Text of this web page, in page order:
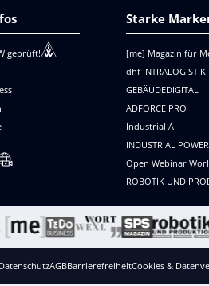
geprüft!
Starke
[me] Magazin für
dhf INTRALOGISTIK
GEBÄUDEDIGITAL
ADFORCE PRO
Industrial AI
INDUSTRIAL POWER
Open Webinar
ROBOTIK UND
AGBBarrierefreiheitCookies &